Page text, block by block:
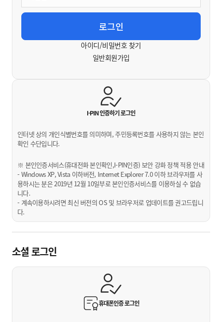
아이디/비밀번호 찾기
일반회원가입
I-PIN 인증하기로그인
인터넷 상의 개인식별번호를 의미하며, 주민등록번호를 사용하지 않는 본인
확인 수단입니다.
※ 본인인증서비스(휴대전화 본인확인,I-PIN인증) 보안 강화 정책 적용 안내
- Windows XP, Vista 이하버전, Internet Explorer 7.0 이하 브라우저를 사
용하시는 분은 2019년 12월 10일부로 본인인증서비스를 이용하실 수 없습
니다.
- 계속이용하시려면 최신 버전의 OS 및 브라우저로 업데이트를 권고드립니
다.
소셜 로그인
휴대폰인증로그인